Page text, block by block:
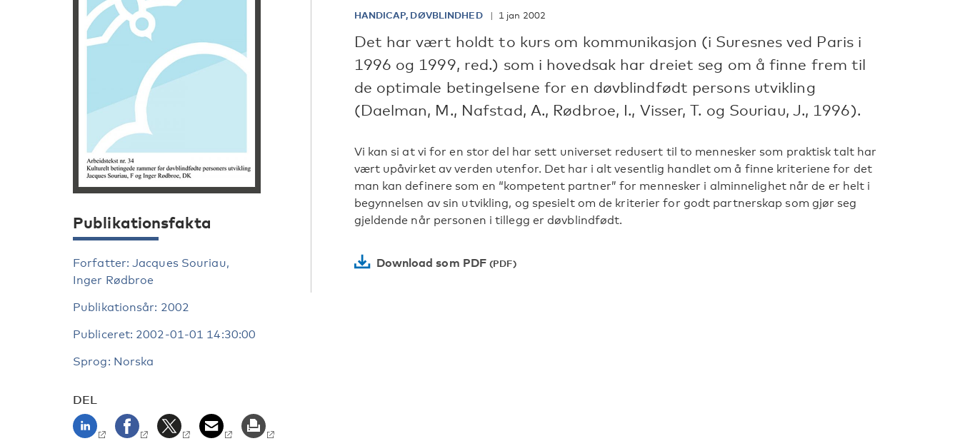
HANDICAP, DØVBLINDHED 1 jan 2002
Det har vært holdt to kurs om kommunikasjon (i Suresnes ved Paris i
1996 og 1999, red.) som i hovedsak har dreiet seg om å finne frem til
de optimale betingelsene for en døvblindfødt persons utvikling
(Daelman, M., Nafstad, A., Rødbroe, I., Visser, T. og Souriau, J., 1996).
Vi kan si at vi for en stor del har sett universet redusert til to mennesker som praktisk talt har
vært upåvirket av verden utenfor. Det har i alt vesentlig handlet om å finne kriteriene for det
man kan definere som en “kompetent partner” for mennesker i alminnelighet når de er helt i
begynnelsen av sin utvikling, og spesielt om de kriterier for godt partnerskap som gjør seg
gjeldende når personen i tillegg er døvblindfødt.
Download som PDF
Publikationsfakta
Forfatter: Jacques Souriau,
Inger Rødbroe
Publikationsår: 2002
Publiceret: 2002-01-01 14:30:00
Sprog: Norska
DEL